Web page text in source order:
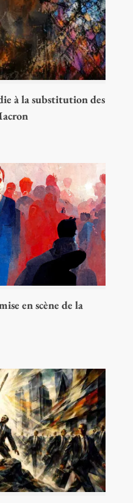
à la substitution des
en scène de la